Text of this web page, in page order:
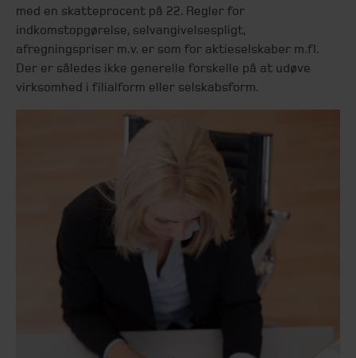
med en skatteprocent på 22. Regler for
indkomstopgørelse, selvangivelsespligt,
afregningspriser m.v. er som for aktieselskaber m.fl.
Der er således ikke generelle forskelle på at udøve
virksomhed i filialform eller selskabsform.